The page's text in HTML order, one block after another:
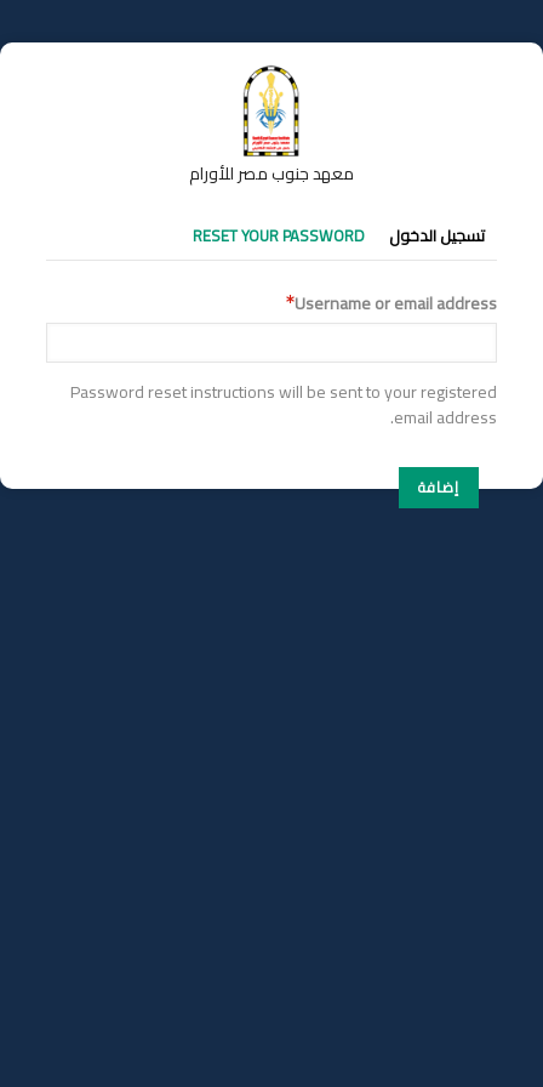
إلى
المحتوى
معهد جنوب مصر للأورام
التبويبات
الأساسية
تسجيل الدخول RESET YOUR PASSWORD
Username or email address
Password reset instructions will be sent to your registered
email address.